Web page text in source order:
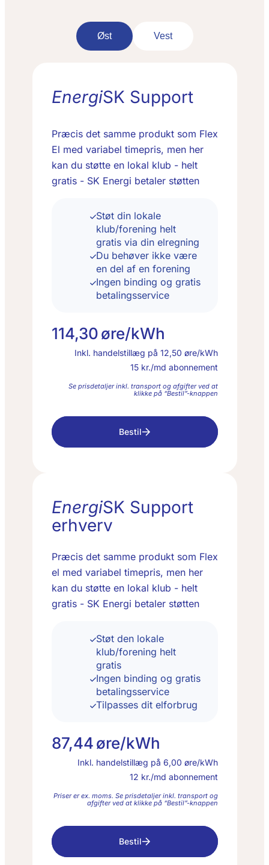
Øst Vest
EnergiSK Support
Præcis det samme produkt som Flex
El med variabel timepris, men her
kan du støtte en lokal klub - helt
gratis - SK Energi betaler støtten
Støt din lokale
klub/forening helt
gratis via din elregning
Du behøver ikke være
en del af en forening
Ingen binding og gratis
betalingsservice
114,30øre/kWh
Inkl. handelstillæg på 12,50 øre/kWh
15kr./md abonnement
Se prisdetaljer inkl. transport og afgifter ved at
klikke på “Bestil”-knappen
Bestil
EnergiSK Support
erhverv
Præcis det samme produkt som Flex
el med variabel timepris, men her
kan du støtte en lokal klub - helt
gratis - SK Energi betaler støtten
Støt den lokale
klub/forening helt
gratis
Ingen binding og gratis
betalingsservice
Tilpasses dit elforbrug
87,44øre/kWh
Inkl. handelstillæg på 6,00 øre/kWh
12 kr./md abonnement
Priser er ex. moms. Se prisdetaljer inkl. transport og
afgifter ved at klikke på “Bestil”-knappen
Bestil